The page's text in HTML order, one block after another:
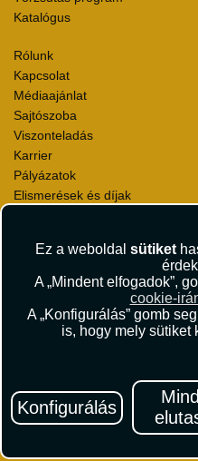
Ez a weboldal sütiket
A „Mindent elfogadok”,
cookie-
A „Konfigurálás” gomb
is, hogy mely sütiket
Konfigurálás
Katalógus
Rólunk
Kapcsolat
Médiaajánlat
Sajtószoba
Viszonteladás
Karrier
Pályázatok
Elismerések és díjak
Utazási Csomag Szerződési
Útlemondás-biztosítás
Utasbiztosítás Szerződési
Repülőjegy Szerződési
Adatvédelem
Hírlevél
Iratkozzon fel Magyarország